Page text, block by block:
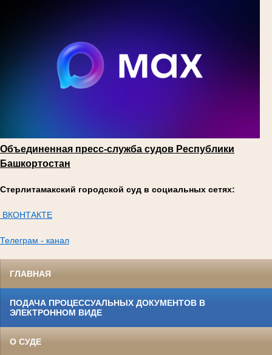
Объединенная пресс-служба судов Республики
Башкортостан
Стерлитамакский городской суд в социальных сетях:
ВКОНТАКТЕ
Телеграм - канал
ГЛАВНАЯ
ПОДАЧА ПРОЦЕССУАЛЬНЫХ ДОКУМЕНТОВ В
ЭЛЕКТРОННОМ ВИДЕ
О СУДЕ